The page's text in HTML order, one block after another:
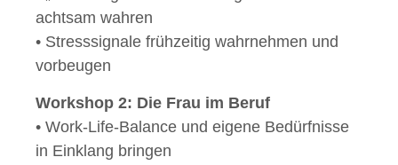
achtsam wahren
• Stresssignale frühzeitig wahrnehmen und
vorbeugen
Workshop 2: Die Frau im Beruf
• Work-Life-Balance und eigene Bedürfnisse
in Einklang bringen